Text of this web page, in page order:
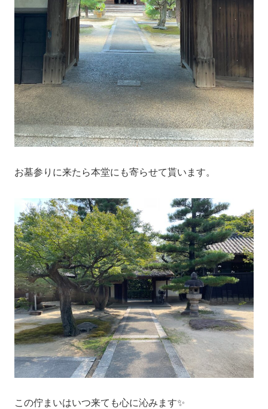
お墓参りに来たら本堂にも寄らせて貰います。
この佇まいはいつ来ても心に沁みます✨